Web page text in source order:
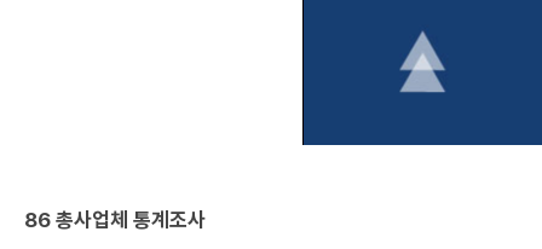
86 총사업체 통계조사